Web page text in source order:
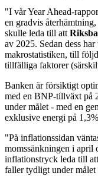
"I vår Year Ahead-
en gradvis
skulle leda till att
av 2025. Sedan dess
makrostatistiken, till
tillfälliga faktorer
Banken är försiktigt
med en BNP-tillväxt på
under målet - med en
exklusive energi på
"På inflationssidan
momssänkningen i april
inflationstryck leda till
faller tydligt under målet